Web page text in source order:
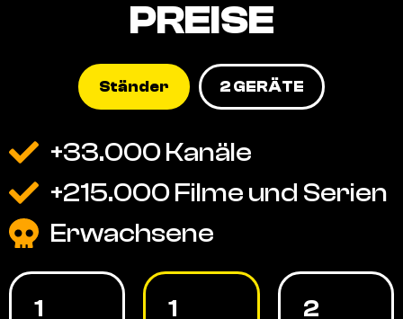
PREISE
Ständer 2 GERÄTE
+33.000 Kanäle
+215.000 Filme und Serien
Erwachsene
1
1
2